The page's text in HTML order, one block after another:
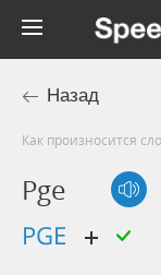
Назад
Как произносится
Pge
PGE